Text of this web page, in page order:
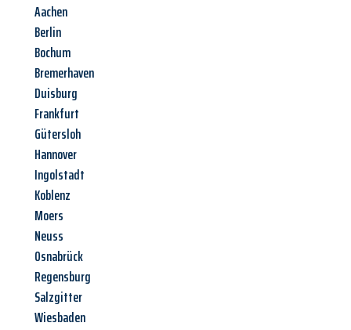
Aachen
Berlin
Bochum
Bremerhaven
Duisburg
Frankfurt
Gütersloh
Hannover
Ingolstadt
Koblenz
Moers
Neuss
Osnabrück
Regensburg
Salzgitter
Wiesbaden